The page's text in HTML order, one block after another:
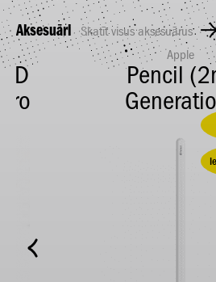
Aksesuāri Skatīt visus aksesuārus
Apple
Pencil